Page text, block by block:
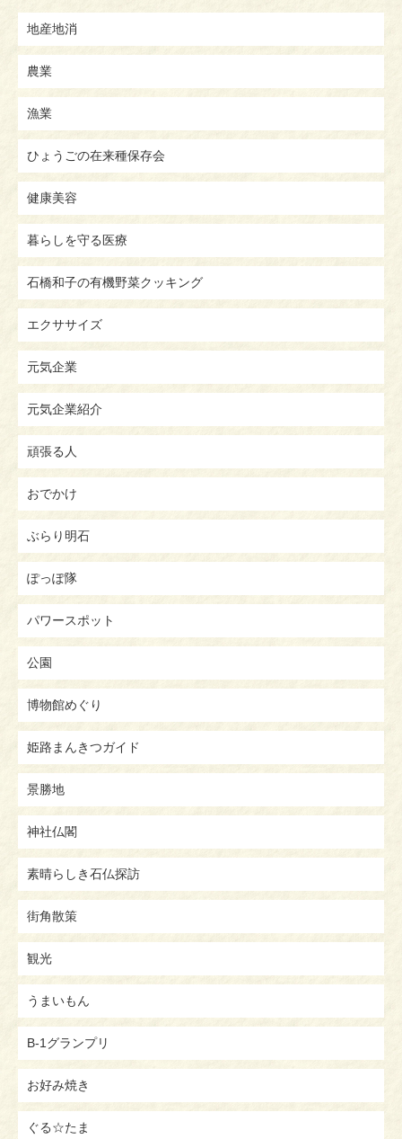
地産地消
農業
漁業
ひょうごの在来種保存会
健康美容
暮らしを守る医療
石橋和子の有機野菜クッキング
エクササイズ
元気企業
元気企業紹介
頑張る人
おでかけ
ぶらり明石
ぽっぽ隊
パワースポット
公園
博物館めぐり
姫路まんきつガイド
景勝地
神社仏閣
素晴らしき石仏探訪
街角散策
観光
うまいもん
B-1グランプリ
お好み焼き
ぐる☆たま